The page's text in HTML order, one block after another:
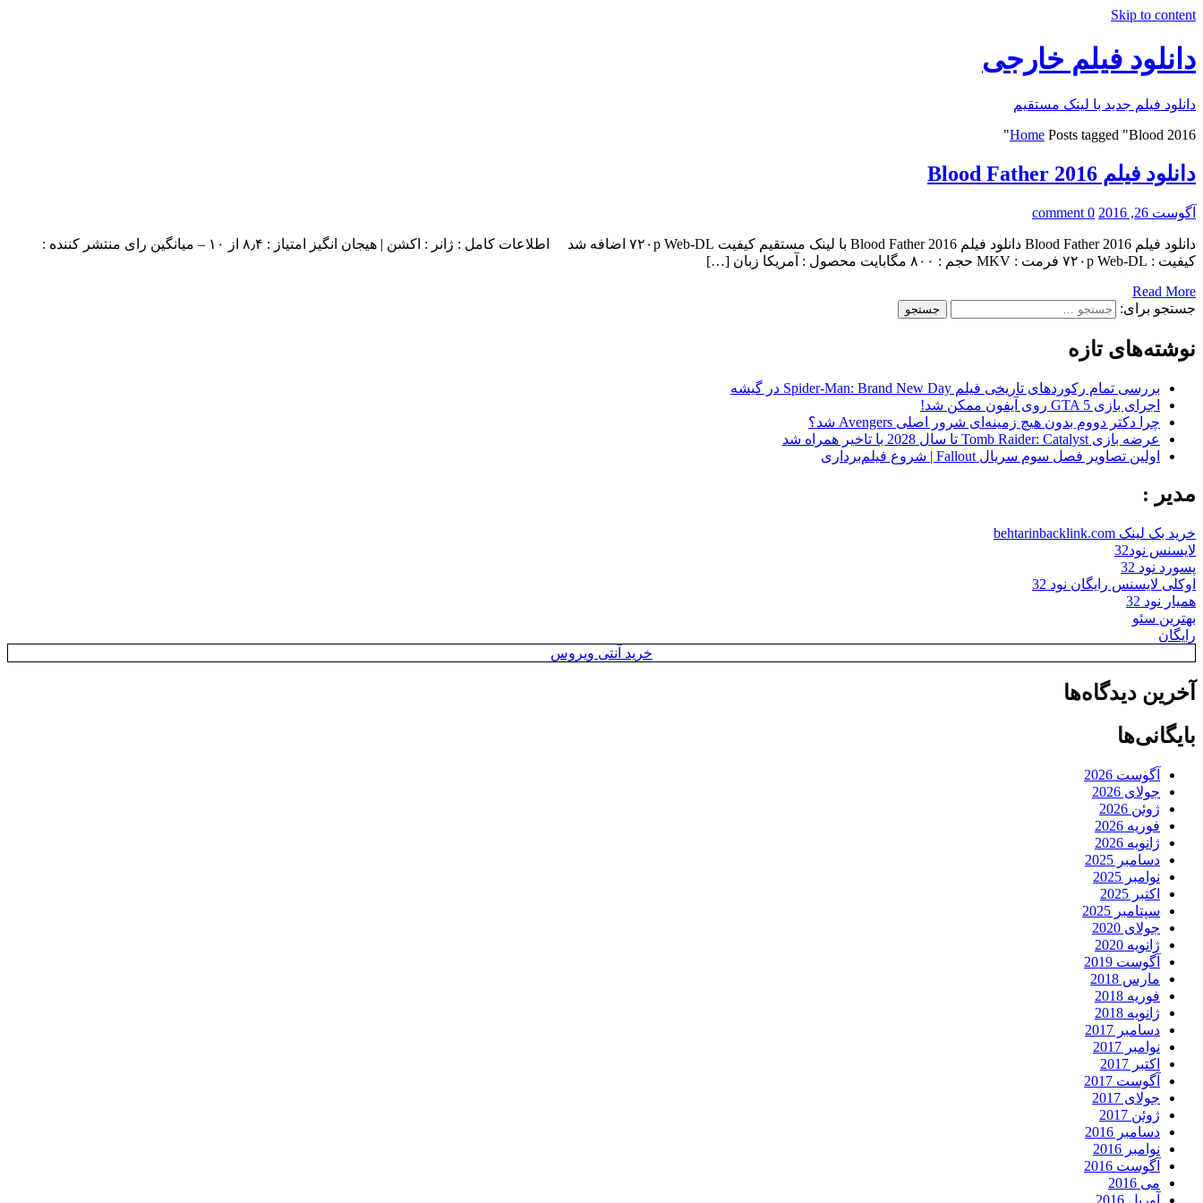
Skip to content
دانلود فیلم خارجی
دانلود فیلم جدید با لینک مستقیم
Home Posts tagged "Blood 2016"
دانلود فیلم Blood Father 2016
آگوست 26, 2016 0 comment
دانلود فیلم Blood Father 2016 دانلود فیلم Blood Father 2016 با لینک مستقیم کیفیت ۷۲۰p Web-DL اضافه شد اطلاعات کامل : ژانر : اکشن | هیجان انگیز امتياز : ۸٫۴ از ۱۰ – میانگین رای منتشر کننده :
کیفیت : ۷۲۰p Web-DL فرمت : MKV حجم : ۸۰۰ مگابایت محصول : آمریکا زبان […]
Read More
جستجو برای:
نوشته‌های تازه
بررسی تمام رکوردهای تاریخی فیلم Spider-Man: Brand New Day در گیشه
اجرای بازی GTA 5 روی آیفون ممکن شد!
چرا دکتر دووم بدون هیچ زمینه‌ای شرور اصلی Avengers شد؟
عرضه بازی Tomb Raider: Catalyst تا سال 2028 با تاخیر همراه شد
اولین تصاویر فصل سوم سریال Fallout | شروع فیلم‌برداری
مدیر :
خرید بک لینک behtarinbacklink.com
لایسنس نود32
پسورد نود 32
اوکلی لایسنس رایگان نود 32
همیار نود 32
بهترین سئو
رایگان
خرید آنتی ویروس
آخرین دیدگاه‌ها
بایگانی‌ها
آگوست 2026
جولای 2026
ژوئن 2026
فوریه 2026
ژانویه 2026
دسامبر 2025
نوامبر 2025
اکتبر 2025
سپتامبر 2025
جولای 2020
ژانویه 2020
آگوست 2019
مارس 2018
فوریه 2018
ژانویه 2018
دسامبر 2017
نوامبر 2017
اکتبر 2017
آگوست 2017
جولای 2017
ژوئن 2017
دسامبر 2016
نوامبر 2016
آگوست 2016
می 2016
آوریل 2016